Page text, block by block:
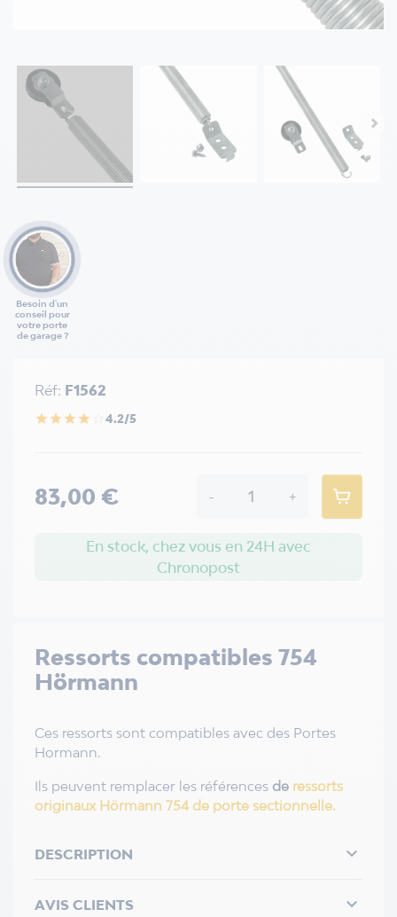
Besoin d'un
conseil pour
votre porte
de garage ?
Ressorts compatibles 754
Hörmann
Ces ressorts sont compatibles avec des Portes
Hormann.
Ils peuvent remplacer les références de ressorts
originaux Hörmann 754 de porte sectionnelle.
DESCRIPTION 
AVIS CLIENTS 
Réf: F1562
star star star star 4.2/5
83,00 € - +
En stock, chez vous en 24H avec
Chronopost